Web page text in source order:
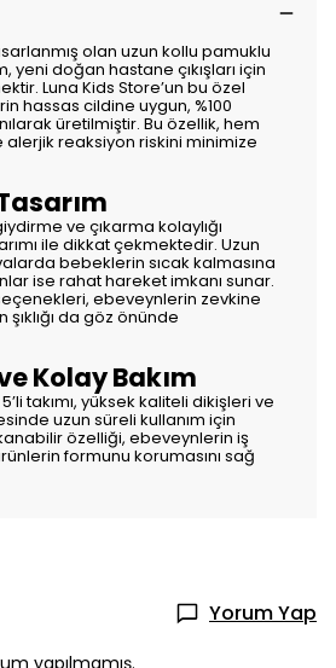
olan uzun kollu pamuklu
yeni doğan hastane çıkışları için
Luna Kids Store’un bu özel
hassas cildine uygun, %100
üretilmiştir. Bu özellik, hem
alerjik reaksiyon riskini minimize
ve çıkarma kolaylığı
ile dikkat çekmektedir. Uzun
bebeklerin sıcak kalmasına
ise rahat hareket imkanı sunar.
ebeveynlerin zevkine
şıklığı da göz önünde
Kolay Bakım
takımı, yüksek kaliteli dikişleri ve
uzun süreli kullanım için
özelliği, ebeveynlerin iş
formunu korumasını sağ
Yorum Yap
yapılmamış.